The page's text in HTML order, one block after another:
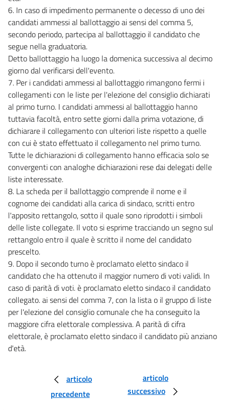
35
TITOLO III
ORGANI
Organi di governo del comune e
della
provincia
36
37
38
39
40
41
41 bis
42
43
44
45
46
47
48
49
50
6. In caso di impedimento permanente o decesso di uno dei
candidati ammessi al ballottaggio ai sensi del comma 5,
secondo periodo, partecipa al ballottaggio il candidato che
segue nella graduatoria.
Detto ballottaggio ha luogo la domenica successiva al decimo
giorno dal verificarsi dell'evento.
7. Per i candidati ammessi al ballottaggio rimangono fermi i
collegamenti con le liste per l'elezione del consiglio dichiarati
al primo turno. I candidati ammessi al ballottaggio hanno
tuttavia facoltà, entro sette giorni dalla prima votazione, di
dichiarare il collegamento con ulteriori liste rispetto a quelle
con cui è stato effettuato il collegamento nel primo turno.
Tutte le dichiarazioni di collegamento hanno efficacia solo se
convergenti con analoghe dichiarazioni rese dai delegati delle
liste interessate.
8. La scheda per il ballottaggio comprende il nome e il
cognome dei candidati alla carica di sindaco, scritti entro
l'apposito rettangolo, sotto il quale sono riprodotti i simboli
delle liste collegate. Il voto si esprime tracciando un segno sul
rettangolo entro il quale è scritto il nome del candidato
prescelto.
9. Dopo il secondo turno è proclamato eletto sindaco il
candidato che ha ottenuto il maggior numero di voti validi. In
caso di parità di voti. è proclamato eletto sindaco il candidato
collegato. ai sensi del comma 7, con la lista o il gruppo di liste
per l'elezione del consiglio comunale che ha conseguito la
maggiore cifra elettorale complessiva. A parità di cifra
elettorale, è proclamato eletto sindaco il candidato più anziano
d'età.
articolo
precedente
articolo
successivo